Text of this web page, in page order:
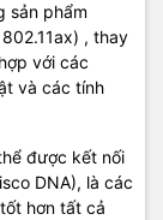
sản phẩm
, thay
với các
và các tính
được kết nối
DNA), là các
hơn tất cả
nghệ uy tín
sản phẩm:
mạng,Camera
máy tính,Điện
nhiều thiết bị
phẩm chính
tối đa nhu cầu của